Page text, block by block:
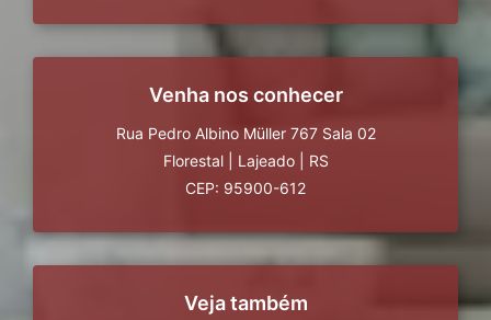
Venha nos conhecer
Rua Pedro Albino Müller 767 Sala 02
Florestal
Lajeado
RS
CEP: 95900-612
Veja também